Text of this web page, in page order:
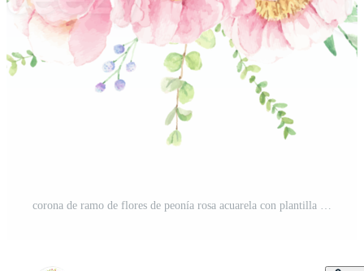
corona de ramo de flores de peonía rosa acuarela con plantilla de tarjeta de invitación de boda cuadrada con marco dorado PNG Pro